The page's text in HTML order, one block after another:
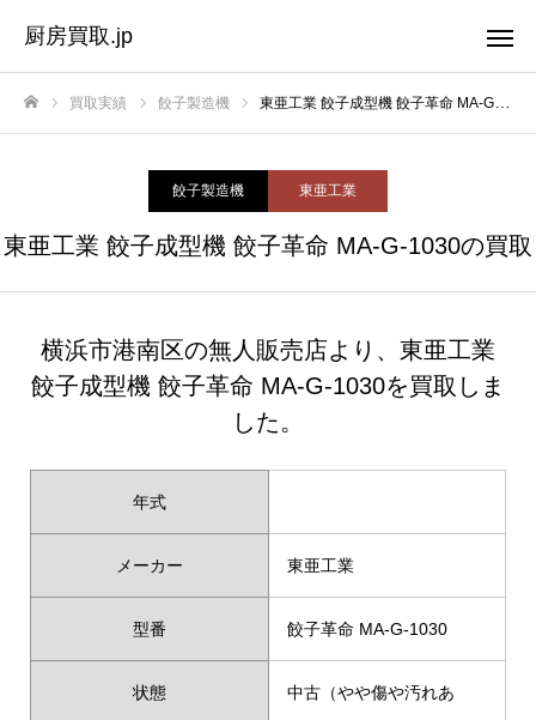
厨房買取.jp
買取実績 餃子製造機 東亜工業 餃子成型機 餃子革命 MA-G-1030の買取
餃子製造機 東亜工業
東亜工業 餃子成型機 餃子革命 MA-G-1030の買取
横浜市港南区の無人販売店より、東亜工業
餃子成型機 餃子革命 MA-G-1030を買取しま
した。
年式
メーカー 東亜工業
型番 餃子革命 MA-G-1030
状態
中古（やや傷や汚れあ